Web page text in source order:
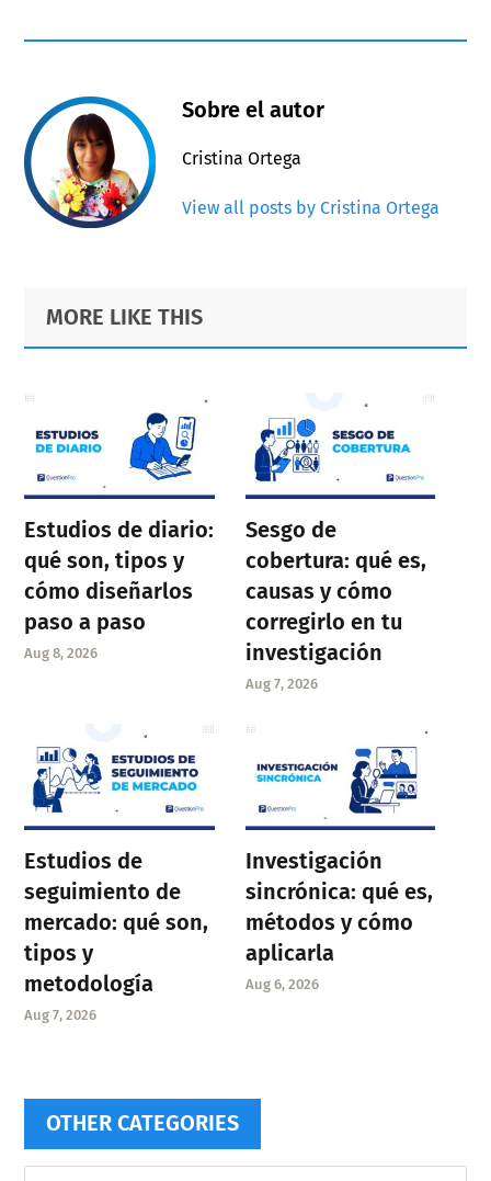
Sobre el autor
Cristina Ortega
View all posts by Cristina Ortega
Primary
Sidebar
Footer
MORE LIKE THIS
Estudios de diario:
qué son, tipos y
cómo diseñarlos
paso a paso
Aug 8, 2026
Sesgo de
cobertura: qué es,
causas y cómo
corregirlo en tu
investigación
Aug 7, 2026
Estudios de
seguimiento de
mercado: qué son,
tipos y
metodología
Aug 7, 2026
Investigación
sincrónica: qué es,
métodos y cómo
aplicarla
Aug 6, 2026
OTHER CATEGORIES